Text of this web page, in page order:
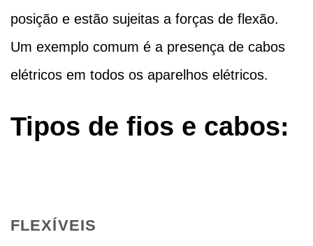
posição e estão sujeitas a forças de flexão.
Um exemplo comum é a presença de cabos
elétricos em todos os aparelhos elétricos.
Tipos de fios e cabos:
FLEXÍVEIS